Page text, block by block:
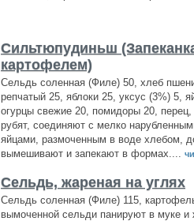
Сильтюпудиньш
картофелем)
Сельдь соленная (Филе) 50, хлеб
репчатый 25, яблоки 25, уксус (3%) 5,
огурцы свежие 20, помидоры 20,
рубят, соединяют с мелко
яйцами, размоченным в воде хлебом,
вымешивают и запекают в формах....
Сельдь, жареная на углях
Сельдь соленная (Филе) 115,
вымоченной сельди панируют в муке